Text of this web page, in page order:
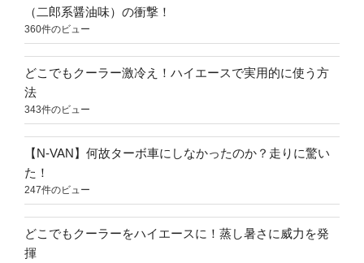
（二郎系醤油味）の衝撃！
360件のビュー
どこでもクーラー激冷え！ハイエースで実用的に使う方
法
343件のビュー
【N-VAN】何故ターボ車にしなかったのか？走りに驚い
た！
247件のビュー
どこでもクーラーをハイエースに！蒸し暑さに威力を発
揮